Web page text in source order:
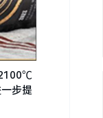
2100℃
步提